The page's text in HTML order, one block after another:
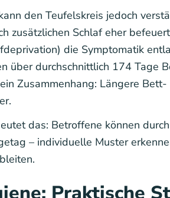
den Teufelskreis jedoch
zusätzlichen Schlaf eher
die Symptomatik
über durchschnittlich 174 Tage
Zusammenhang: Längere
das: Betroffene können
– individuelle Muster